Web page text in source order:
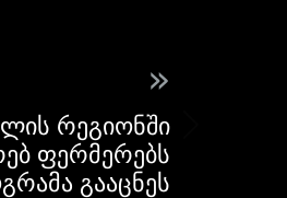
»
რეგიონში
ფერმერებს
გააცნეს